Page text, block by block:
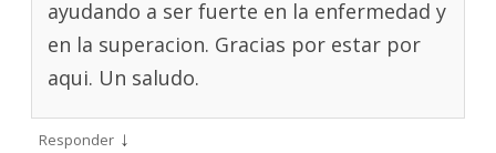
ayudando a ser fuerte en la enfermedad y
en la superacion. Gracias por estar por
aqui. Un saludo.
Responder ↓